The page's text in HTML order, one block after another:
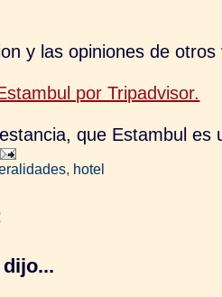
y las opiniones de
por Tripadvisor.
que Estambul es
, hotel
dijo...